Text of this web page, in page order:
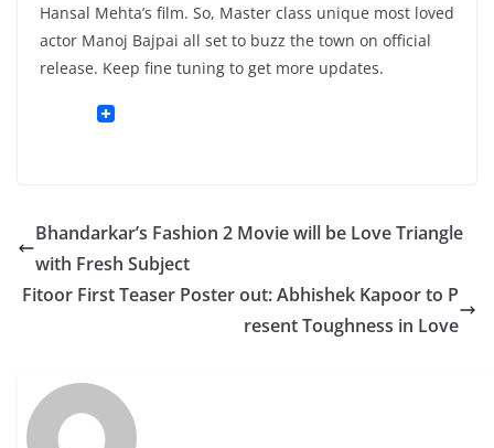
Hansal Mehta’s film. So, Master class unique most loved
actor Manoj Bajpai all set to buzz the town on official
release. Keep fine tuning to get more updates.
Bhandarkar’s Fashion 2 Movie will be Love Triangle
with Fresh Subject
Fitoor First Teaser Poster out: Abhishek Kapoor to P
resent Toughness in Love